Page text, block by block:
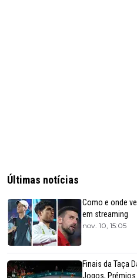
Últimas notícias
Como e onde
em streaming
nov. 10, 15:05
Finais da Taça
Jogos,